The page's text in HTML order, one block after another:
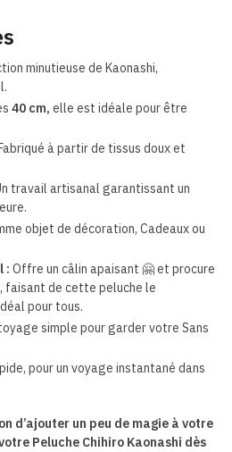
minutieuse de Kaonashi,
40 cm, elle est idéale pour être
Fabriqué à partir de tissus doux et
travail artisanal garantissant un
objet de décoration, Cadeaux ou
l : Offre un câlin apaisant 🤗 et procure
faisant de cette peluche le
pour tous.
simple pour garder votre Sans
pour un voyage instantané dans
d’ajouter un peu de magie à votre
Peluche Chihiro Kaonashi dès